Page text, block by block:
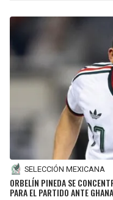
SELECCIÓN MEXICANA
ORBELÍN PINEDA SE
PARA EL PARTIDO ANTE GHANA